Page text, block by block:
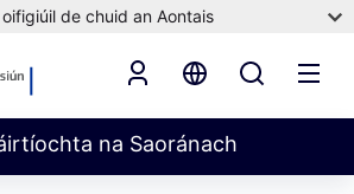
de chuid an Aontais
na Saoránach